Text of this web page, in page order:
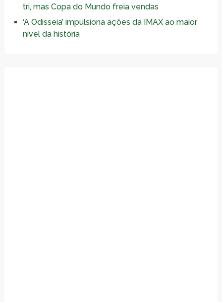
tri, mas Copa do Mundo freia vendas
‘A Odisseia’ impulsiona ações da IMAX ao maior
nível da história